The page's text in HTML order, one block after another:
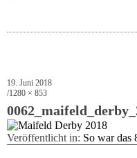
19. Juni 2018
1280 × 853
Veröffentlicht in: So war das